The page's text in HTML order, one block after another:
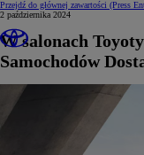
Przejdź do głównej zawartości (Press
2 października 2024
W salonach
Samochodów